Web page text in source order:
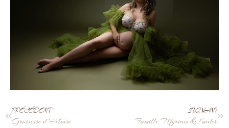
PRÉCÉDENT
Grossesse d’Héloïse
SUIVANT
Famille Myriam & Kader